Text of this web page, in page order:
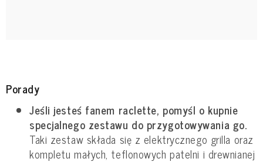
Porady
Jeśli jesteś fanem raclette, pomyśl o kupnie
specjalnego zestawu do przygotowywania go.
Taki zestaw składa się z elektrycznego grilla oraz
kompletu małych, teflonowych patelni i drewnianej